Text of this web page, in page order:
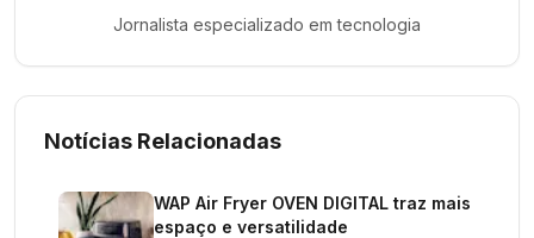
Jornalista especializado emtecnologia
Notícias Relacionadas
WAP Air Fryer OVEN DIGITAL traz mais
espaço e versatilidade